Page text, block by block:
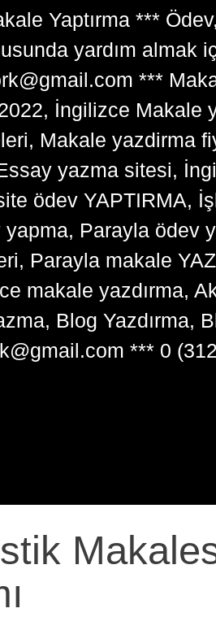
Yaptırma ***
yardım almak
***
İngilizce Makale
Makale yazdirma
yazma sitesi,
ödev YAPTIRMA,
Parayla ödev
Parayla makale
makale yazdırma,
Blog Yazdırma,
*** 0